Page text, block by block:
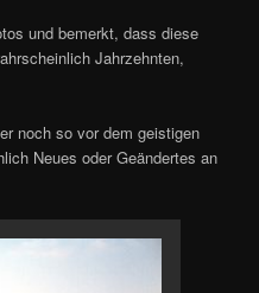
und bemerkt, dass diese
Jahrzehnten,
noch so vor dem geistigen
Neues oder Geändertes an